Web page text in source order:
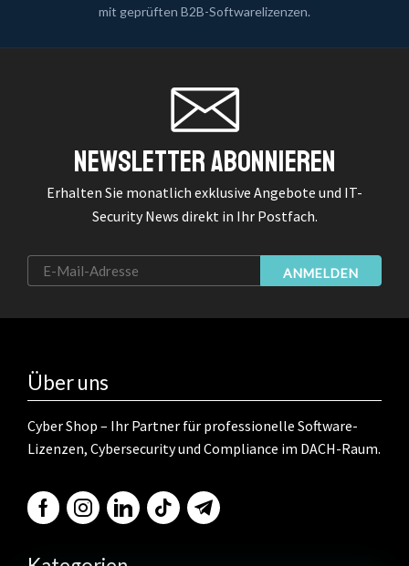
mit geprüften B2B-Softwarelizenzen.
Newsletter Abonnieren
Erhalten Sie monatlich exklusive Angebote und IT-
Security News direkt in Ihr Postfach.
ANMELDEN
Über uns
Cyber Shop – Ihr Partner für professionelle Software-
Lizenzen, Cybersecurity und Compliance im DACH-Raum.